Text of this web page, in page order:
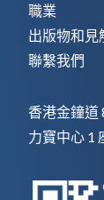
職業
出版物和見
聯繫我們
香港金鐘道
力寶中心 1